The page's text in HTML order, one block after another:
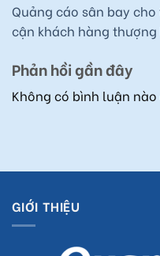
Quảng cáo sân bay
cận khách hàng
Phản hồi gần đây
Không có bình luận nào
GIỚI THIỆU